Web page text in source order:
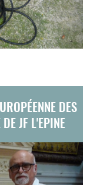
DES
JF L'EPINE